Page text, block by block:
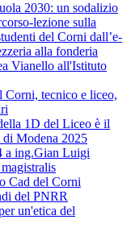
2030: un sodalizio
lezione sulla
del Corni dall’e-
alla fonderia
Vianello all'Istituto
Corni, tecnico e liceo,
1D del Liceo è il
di Modena 2025
a ing.Gian Luigi
Cad del Corni
del PNRR
un'etica del